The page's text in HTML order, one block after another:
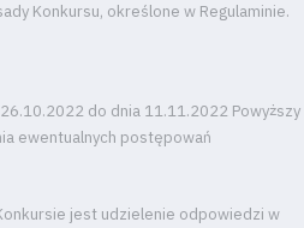
Konkursu, określone w Regulaminie.
do dnia 11.11.2022 Powyższy
ewentualnych postępowań
jest udzielenie odpowiedzi w